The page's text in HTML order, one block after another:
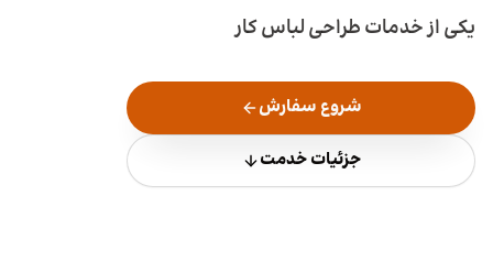
یکی از خدمات طراحی لباس کار
شروع سفارش
جزئیات خدمت